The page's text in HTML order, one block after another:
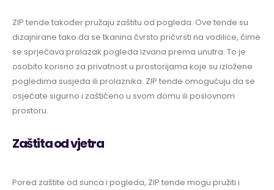
ZIP tende također pružaju zaštitu od pogleda. Ove tende su
dizajnirane tako da se tkanina čvrsto pričvrsti na vodilice, čime
se sprječava prolazak pogleda izvana prema unutra. To je
osobito korisno za privatnost u prostorijama koje su izložene
pogledima susjeda ili prolaznika. ZIP tende omogućuju da se
osjećate sigurno i zaštićeno u svom domu ili poslovnom
prostoru.
Zaštita od vjetra
Pored zaštite od sunca i pogleda, ZIP tende mogu pružiti i